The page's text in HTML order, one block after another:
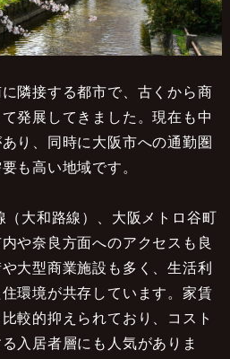
隣接する都市で、古くから商
発展してきました。現在も中
り、同時に大阪市への通勤圏
も高い地域です。
大和路線）、大阪メトロ谷町
や奈良方面へのアクセスも良
大型商業施設も多く、生活利
環境が共存しています。家賃
較的抑えられており、コスト
入居者層にも人気がありま